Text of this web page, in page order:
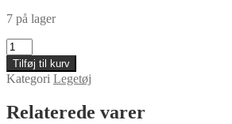
7 på lager
PAWISE
basketkurv
til
fugl
antal
Tilføj til kurv
Kategori Legetøj
Relaterede varer